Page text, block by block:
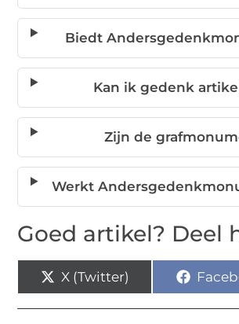
Biedt
Kan ik gedenk
Zijn de
Werkt
Goed artikel? Deel
X (Twitter)